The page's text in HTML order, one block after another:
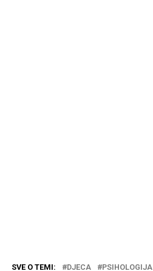
SVE O TEMI: DJECA PSIHOLOGIJA